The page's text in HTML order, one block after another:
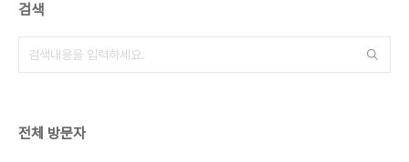
검색
전체 방문자